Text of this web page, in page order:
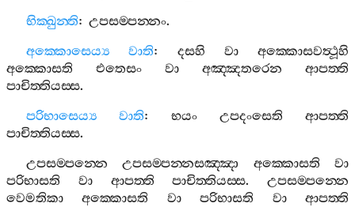
භික‍්ඛුන‍්ති: උපසම‍්පන‍්නං.
අක‍්කොසෙය්‍ය
වාති:දසහි වා
අක‍්කොසවත්‍ථූහි
අක‍්කොසති
එතෙසං වා අඤ‍්ඤතරෙන
ආපත‍්ති
පාචිත‍්තියස‍්ස.
පරිභාසෙය්‍ය
වාති:භයං උපදංසෙති
ආපත‍්ති
පාචිත‍්තියස‍්ස.
උපසම‍්පන‍්නෙ
උපසම‍්පන‍්නසඤ‍්ඤා අක‍්කොසති
වා
පරිභාසති
වා ආපත‍්ති පාචිත‍්තියස‍්ස. උපසම‍්පන‍්නෙ
වෙමතිකා
අක‍්කොසති වා පරිභාසති වා
ආපත‍්ති